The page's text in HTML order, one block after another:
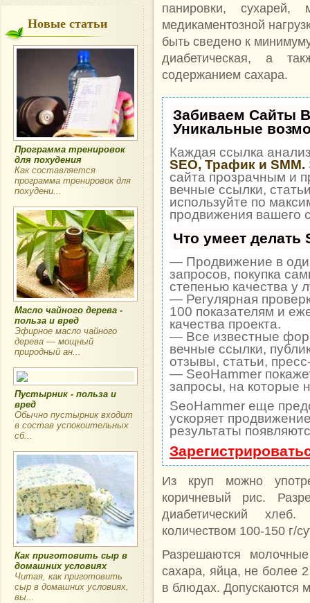
Новые статьи
Программа тренировок
для похудения
Как составляется
программа тренировок для
похудени...
Масло чайного дерева -
польза и вред
Эфирное масло чайного
дерева — мощный
природный ан...
Пустырник - польза и
вред
Обычно пустырник входит
в состав успокоительных
сб...
Как приготовить сыр в
домашних условиях
Читая, как приготовить
сыр в домашних условиях,
вы...
панировки,
медикаментозной
быть сведено к
диабетическая, а
содержанием сахара.
Забиваем Сайты
Уникальные
Каждая ссылка
SEO, Трафик и SMM.
сайта прозрачным и
вечные ссылки,
используйте по
продвижения вашего
Что умеет делать
— Продвижение в
запросов, покупка
степенью качества у
— Регулярная
100 показателям и
качества проекта.
— Все известные
вечные ссылки,
отзывы, статьи,
— SeoHammer
запросы, на которые
SeoHammer еще
ускоряет
результаты
Из круп можно
коричневый рис.
диабетический хлеб.
количеством 100-150 г/
Разрешаются
сахара, яйца, не более
в блюдах. Допускаются